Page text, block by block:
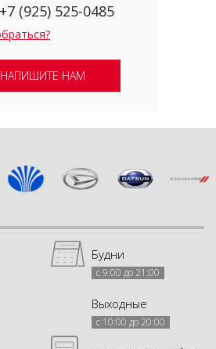
+7 (925) 525-0485
НАПИШИТЕ НАМ
Будни
с 9:00 до 21:00
Выходные
с 10:00 до 20:00